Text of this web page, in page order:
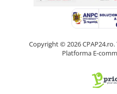
Copyright © 2026
Platforma E-